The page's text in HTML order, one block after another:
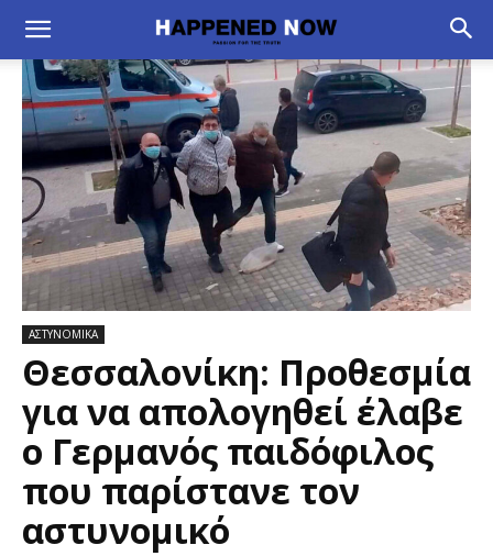
ΑΣΤΥΝΟΜΙΚΑ
Θεσσαλονίκη: Προθεσμία
για να απολογηθεί έλαβε
ο Γερμανός παιδόφιλος
που παρίστανε τον
αστυνομικό